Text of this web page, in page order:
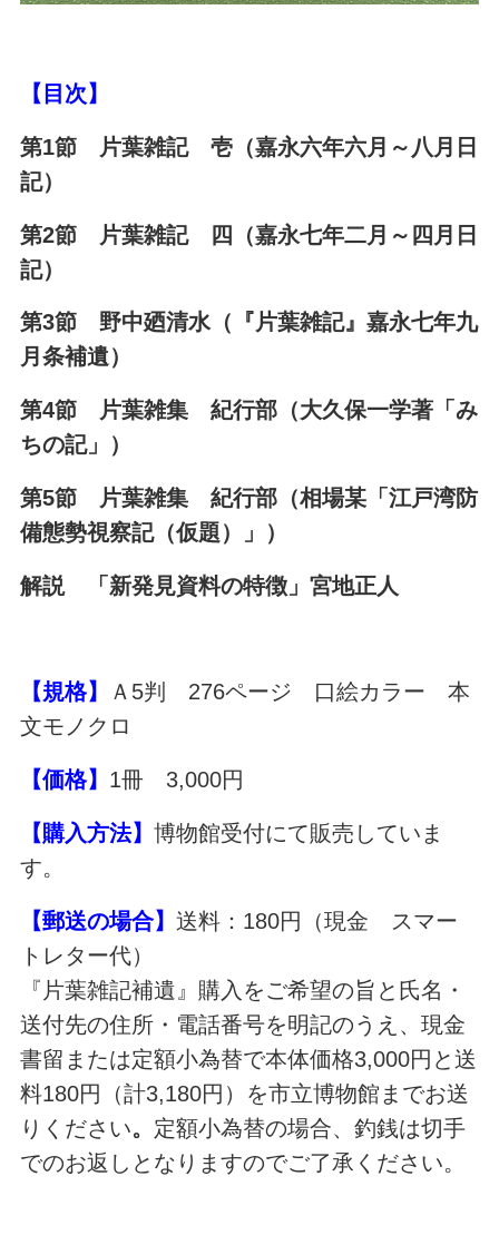
【目次】
第1節 片葉雑記 壱（嘉永六年六月～八月日
記）
第2節 片葉雑記 四（嘉永七年二月～四月日
記）
第3節 野中廼清水（『片葉雑記』嘉永七年九
月条補遺）
第4節 片葉雑集 紀行部（大久保一学著「み
ちの記」）
第5節 片葉雑集 紀行部（相場某「江戸湾防
備態勢視察記（仮題）」）
解説 「新発見資料の特徴」宮地正人
【規格】
Ａ5判 276ページ 口絵カラー 本
文モノクロ
【価格】 1冊 3,000円
【購入方法】 博物館受付にて販売していま
す。
【郵送の場合】 送料：180円（現金 スマー
トレター代）
『片葉雑記補遺』購入をご希望の旨と氏名・
送付先の住所・電話番号を明記のうえ、現金
書留または定額小為替で本体価格3,000円と送
料180円（計3,180円）を市立博物館までお送
りください。 定額小為替の場合、釣銭は切手
でのお返しとなりますのでご了承ください。